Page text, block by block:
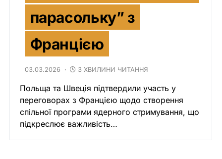
парасольку” з
Францією
03.03.2026 3 ХВИЛИНИ ЧИТАННЯ
Польща та Швеція підтвердили участь у
переговорах з Францією щодо створення
спільної програми ядерного стримування, що
підкреслює важливість…